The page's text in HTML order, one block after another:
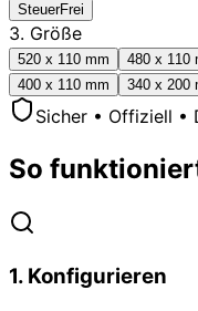
SteuerFrei
3. Größe
520 x 110 mm 480 x 110
400 x 110 mm
340 x 200
Sicher • Offiziell •
So
1. Konfigurieren